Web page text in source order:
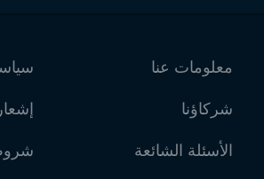
معلومات عنا
شركاؤنا
الأسئلة الشائعة
إشعار
شروط